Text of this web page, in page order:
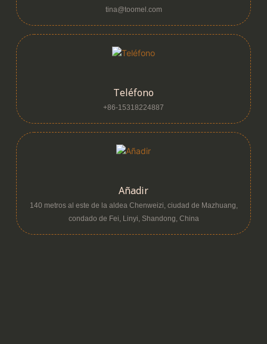
tina@toomel.com
Teléfono
+86-15318224887
Añadir
140 metros al este de la aldea Chenweizi, ciudad de Mazhuang,
condado de Fei, Linyi, Shandong, China